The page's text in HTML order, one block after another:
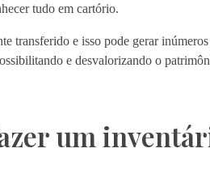
tudo em cartório.
transferido e isso pode gerar
e desvalorizando o
um